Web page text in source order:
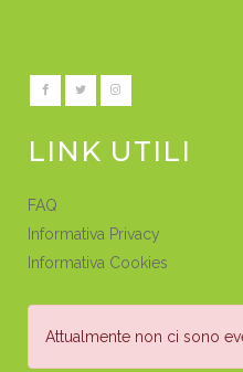
LINK UTILI
FAQ
Informativa Privacy
Informativa Cookies
Attualmente non ci sono